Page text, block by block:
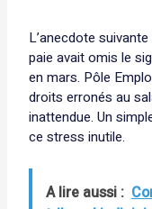
L’anecdote
paie avait omis le
en mars. Pôle
droits erronés au
inattendue. Un
ce stress inutile.
A lire aussi :